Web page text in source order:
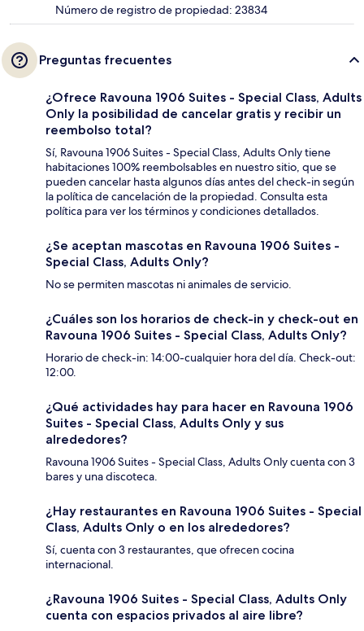
Número de registro de propiedad: 23834
Preguntas frecuentes
¿Ofrece Ravouna 1906 Suites - Special Class, Adults
Only la posibilidad de cancelar gratis y recibir un
reembolso total?
Sí, Ravouna 1906 Suites - Special Class, Adults Only tiene
habitaciones 100% reembolsables en nuestro sitio, que se
pueden cancelar hasta algunos días antes del check-in según
la política de cancelación de la propiedad. Consulta esta
política para ver los términos y condiciones detallados.
¿Se aceptan mascotas en Ravouna 1906 Suites -
Special Class, Adults Only?
No se permiten mascotas ni animales de servicio.
¿Cuáles son los horarios de check-in y check-out en
Ravouna 1906 Suites - Special Class, Adults Only?
Horario de check-in: 14:00-cualquier hora del día. Check-out:
12:00.
¿Qué actividades hay para hacer en Ravouna 1906
Suites - Special Class, Adults Only y sus
alrededores?
Ravouna 1906 Suites - Special Class, Adults Only cuenta con 3
bares y una discoteca.
¿Hay restaurantes en Ravouna 1906 Suites - Special
Class, Adults Only o en los alrededores?
Sí, cuenta con 3 restaurantes, que ofrecen cocina
internacional.
¿Ravouna 1906 Suites - Special Class, Adults Only
cuenta con espacios privados al aire libre?